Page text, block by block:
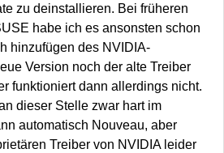
zu deinstallieren. Bei früheren
habe ich es ansonsten schon
hinzufügen des NVIDIA-
Version noch der alte Treiber
funktioniert dann allerdings nicht.
dieser Stelle zwar hart im
automatisch Nouveau, aber
Treiber von NVIDIA leider